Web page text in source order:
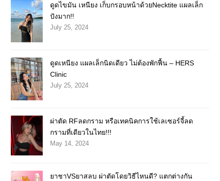
ดูดไขมัน เหนียง เก็บกรอบหน้าด้วยNecktite แผลเล็ก
ปังมาก!!
July 25, 2024
ดูดเหนียง แผลเล็กนิดเดียว ไม่ต้องพักฟื้น – HERS
Clinic
July 25, 2024
ผ่าตัด RFลดกราม หรือเทคนิคการใช้เลเซอร์จี้ลด
กรามที่เดียวในไทย!!!
May 14, 2024
ยาชาVSยาสลบ ผ่าตัดโดยวิธีไหนดี? แตกต่างกัน